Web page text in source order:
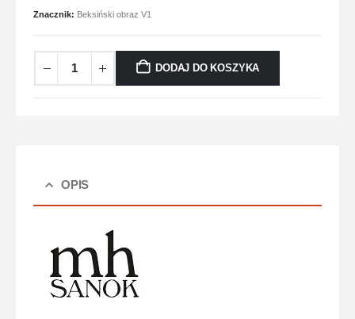
Znacznik: Beksiński obraz V1
DODAJ DO KOSZYKA
OPIS